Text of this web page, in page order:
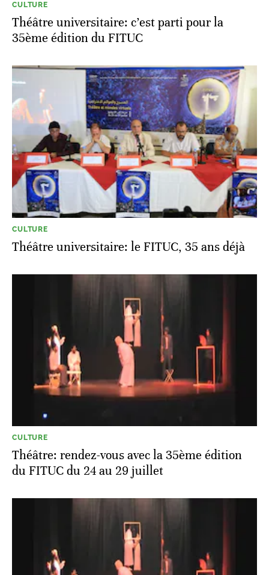
CULTURE
Théâtre universitaire: c’est parti pour la
35ème édition du FITUC
CULTURE
Théâtre universitaire: le FITUC, 35 ans déjà
CULTURE
Théâtre: rendez-vous avec la 35ème édition
du FITUC du 24 au 29 juillet